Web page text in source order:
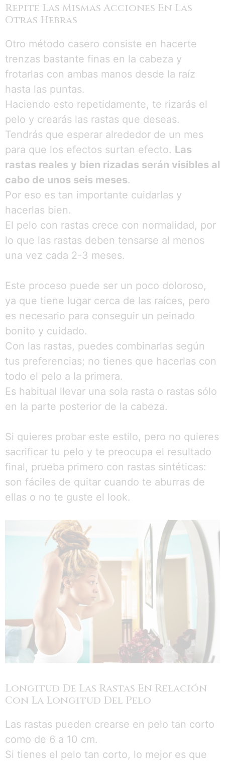
Repite Las Mismas Acciones En Las
Otras Hebras
Otro método casero consiste en hacerte
trenzas bastante finas en la cabeza y
frotarlas con ambas manos desde la raíz
hasta las puntas.
Haciendo esto repetidamente, te rizarás el
pelo y crearás las rastas que deseas.
Tendrás que esperar alrededor de un mes
para que los efectos surtan efecto. Las
rastas reales y bien rizadas serán visibles al
cabo de unos seis meses.
Por eso es tan importante cuidarlas y
hacerlas bien.
El pelo con rastas crece con normalidad, por
lo que las rastas deben tensarse al menos
una vez cada 2-3 meses.
Este proceso puede ser un poco doloroso,
ya que tiene lugar cerca de las raíces, pero
es necesario para conseguir un peinado
bonito y cuidado.
Con las rastas, puedes combinarlas según
tus preferencias; no tienes que hacerlas con
todo el pelo a la primera.
Es habitual llevar una sola rasta o rastas sólo
en la parte posterior de la cabeza.
Si quieres probar este estilo, pero no quieres
sacrificar tu pelo y te preocupa el resultado
final, prueba primero con rastas sintéticas:
son fáciles de quitar cuando te aburras de
ellas o no te guste el look.
Longitud De Las Rastas En Relación
Con La Longitud Del Pelo
Las rastas pueden crearse en pelo tan corto
como de 6 a 10 cm.
Si tienes el pelo tan corto, lo mejor es que